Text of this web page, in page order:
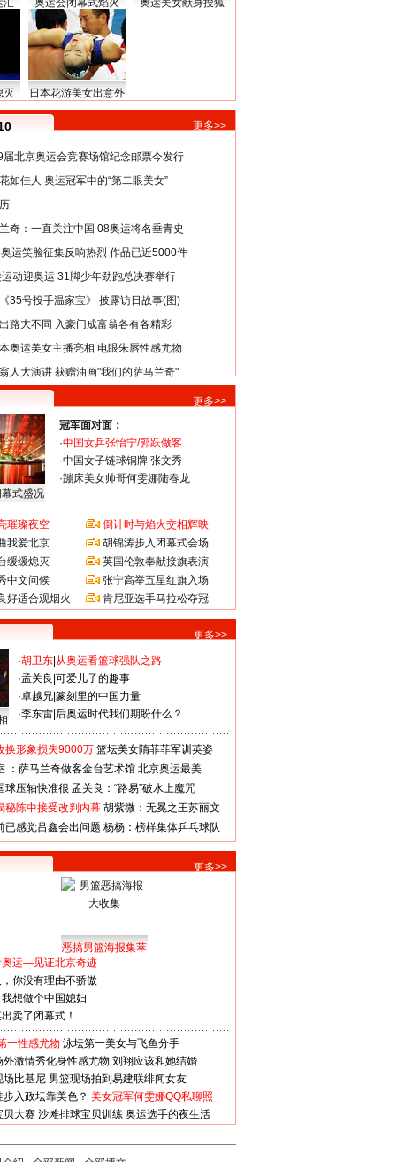
汇 奥运会闭幕式焰火 奥运美女献身搜狐
灭 日本花游美女出意外
更多>>
届北京奥运会竞赛场馆纪念邮票今发行
如佳人 奥运冠军中的“第二眼美女”
奇：一直关注中国 08奥运将名垂青史
运笑脸征集反响热烈 作品已近5000件
动迎奥运 31脚少年劲跑总决赛举行
35号投手温家宝》 披露访日故事(图)
路大不同 入豪门成富翁各有各精彩
奥运美女主播亮相 电眼朱唇性感尤物
人大演讲 获赠油画"我们的萨马兰奇"
更多>>
式盛况
冠军面对面：
·中国女乒张怡宁/郭跃做客
·中国女子链球铜牌 张文秀
·蹦床美女帅哥何雯娜陆春龙
璀璨夜空
我爱北京
缓缓熄灭
中文问候
好适合观烟火
倒计时与焰火交相辉映
胡锦涛步入闭幕式会场
英国伦敦奉献接旗表演
张宁高举五星红旗入场
肯尼亚选手马拉松夺冠
更多>>
·胡卫东 从奥运看篮球强队之路
·孟关良 可爱儿子的趣事
·卓越兄 篆刻里的中国力量
·李东雷 后奥运时代我们期盼什么？
换形象损失9000万 篮坛美女隋菲菲军训英姿
：萨马兰奇做客金台艺术馆 北京奥运最美
球压轴快准很 孟关良：“路易”破水上魔咒
秘陈中接受改判内幕 胡紫微：无冕之王苏丽文
已感觉吕鑫会出问题 杨杨：榜样集体乒乓球队
更多>>
恶搞男篮海报集萃
奥运—见证北京奇迹
你没有理由不骄傲
想做个中国媳妇
卖了闭幕式！
一性感尤物 泳坛第一美女与飞鱼分手
外激情秀化身性感尤物 刘翔应该和她结婚
场比基尼 男篮现场拍到易建联绯闻女友
入政坛靠美色？ 美女冠军何雯娜QQ私聊照
贝大赛 沙滩排球宝贝训练 奥运选手的夜生活